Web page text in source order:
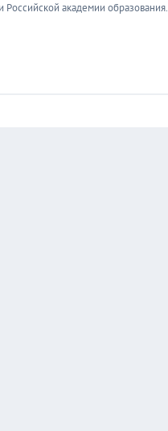
Российской академии образования.